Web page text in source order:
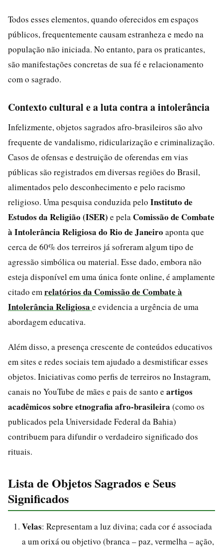
Todos esses elementos, quando oferecidos em espaços
públicos, frequentemente causam estranheza e medo na
população não iniciada. No entanto, para os praticantes,
são manifestações concretas de sua fé e relacionamento
com o sagrado.
Contexto cultural e a luta contra a intolerância
Infelizmente, objetos sagrados afro-brasileiros são alvo
frequente de vandalismo, ridicularização e criminalização.
Casos de ofensas e destruição de oferendas em vias
públicas são registrados em diversas regiões do Brasil,
alimentados pelo desconhecimento e pelo racismo
religioso. Uma pesquisa conduzida pelo Instituto de
Estudos da Religião (ISER) e pela Comissão de Combate
à Intolerância Religiosa do Rio de Janeiro aponta que
cerca de 60% dos terreiros já sofreram algum tipo de
agressão simbólica ou material. Esse dado, embora não
esteja disponível em uma única fonte online, é amplamente
citado em relatórios da Comissão de Combate à
Intolerância Religiosa e evidencia a urgência de uma
abordagem educativa.
Além disso, a presença crescente de conteúdos educativos
em sites e redes sociais tem ajudado a desmistificar esses
objetos. Iniciativas como perfis de terreiros no Instagram,
canais no YouTube de mães e pais de santo e artigos
acadêmicos sobre etnografia afro-brasileira (como os
publicados pela Universidade Federal da Bahia)
contribuem para difundir o verdadeiro significado dos
rituais.
Lista de Objetos Sagrados e Seus
Significados
Velas: Representam a luz divina; cada cor é associada
a um orixá ou objetivo (branca – paz, vermelha – ação,